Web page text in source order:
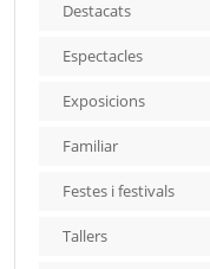
Destacats
Espectacles
Exposicions
Familiar
Festes i festivals
Tallers